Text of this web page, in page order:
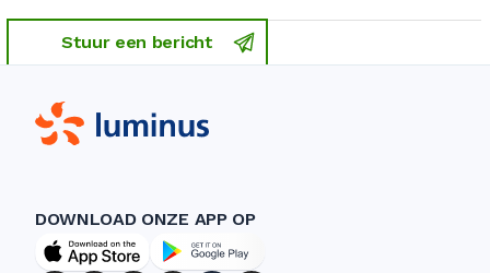
Stuur een bericht
DOWNLOAD ONZE APP OP